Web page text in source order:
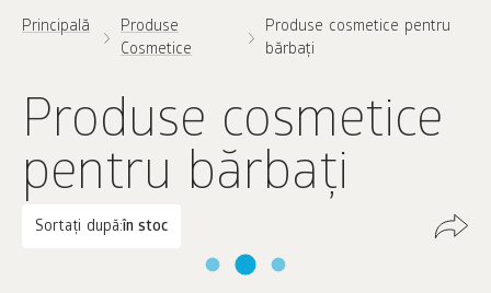
Principală
Produse
Cosmetice
Produse cosmetice pentru
bărbați
Produse cosmetice
pentru bărbați
Sortați după:în stoc